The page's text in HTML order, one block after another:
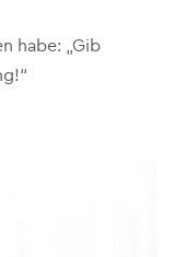
habe: „Gib